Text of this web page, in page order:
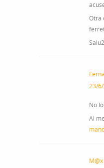
Otra
23/
No
Al
M@x